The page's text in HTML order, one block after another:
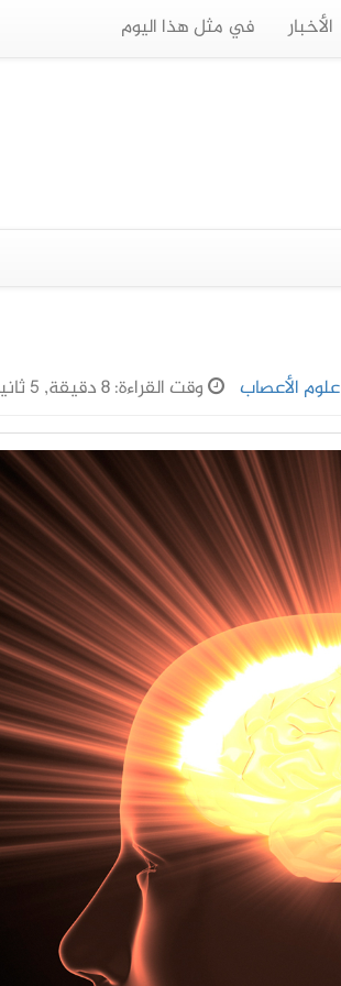
الأخبار في مثل هذا اليوم
علوم الأعصاب وقت القراءة: 8 دقيقة, 5 ثانية